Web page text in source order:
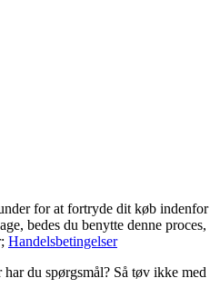
for at fortryde dit køb indenfor
bedes du benytte denne proces,
Handelsbetingelser
du spørgsmål? Så tøv ikke med